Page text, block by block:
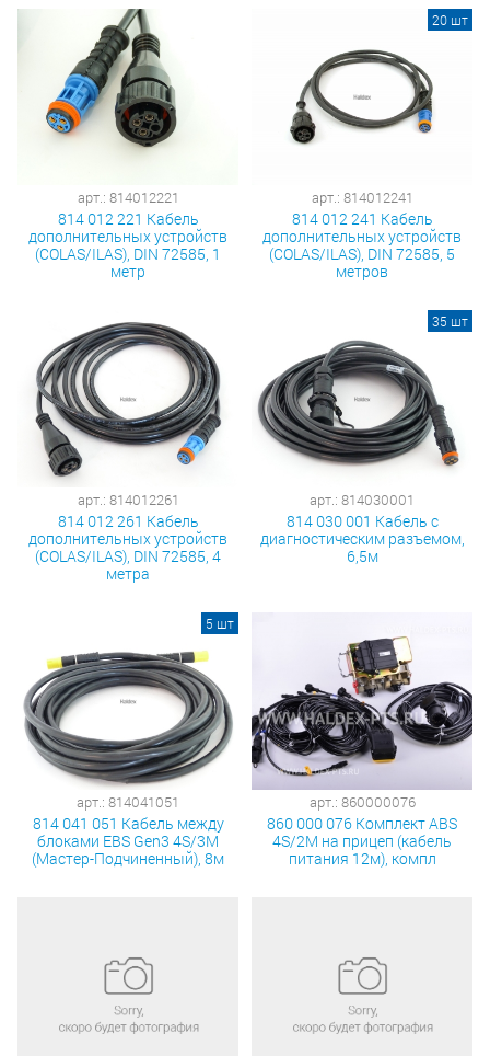
арт.: 814012221
814 012 221 Кабель
дополнительных устройств
(COLAS/ILAS), DIN 72585, 1
метр
арт.: 814012241
814 012 241 Кабель
дополнительных устройств
(COLAS/ILAS), DIN 72585, 5
метров
20 шт
арт.: 814012261
814 012 261 Кабель
дополнительных устройств
(COLAS/ILAS), DIN 72585, 4
метра
арт.: 814030001
814 030 001 Кабель с
диагностическим разъемом,
6,5м
35 шт
арт.: 814041051
814 041 051 Кабель между
блоками EBS Gen3 4S/3M
(Мастер-Подчиненный), 8м
5 шт
арт.: 860000076
860 000 076 Комплект ABS
4S/2M на прицеп (кабель
питания 12м), компл